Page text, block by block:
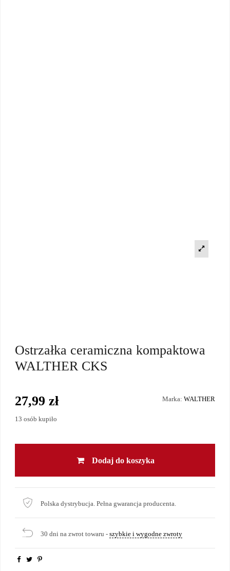
Ostrzałka ceramiczna kompaktowa
WALTHER CKS
Marka: WALTHER
27,99 zł
13 osób kupiło
Dodaj do koszyka
Polska dystrybucja. Pełna gwarancja producenta.
30 dni na zwrot towaru - szybkie i wygodne zwroty